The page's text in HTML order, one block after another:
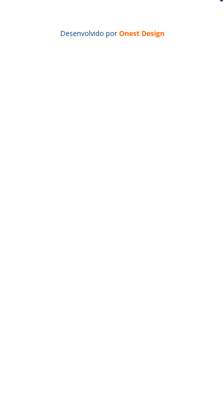
Desenvolvido por Onest Design